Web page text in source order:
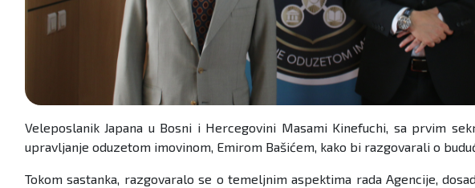
Veleposlanik Japana u Bosni i Hercegovini Masami Kinefuchi, sa prvim
upravljanje oduzetom imovinom, Emirom Bašićem, kako bi razgovarali o
Tokom sastanka, razgovaralo se o temeljnim aspektima rada Agencije,